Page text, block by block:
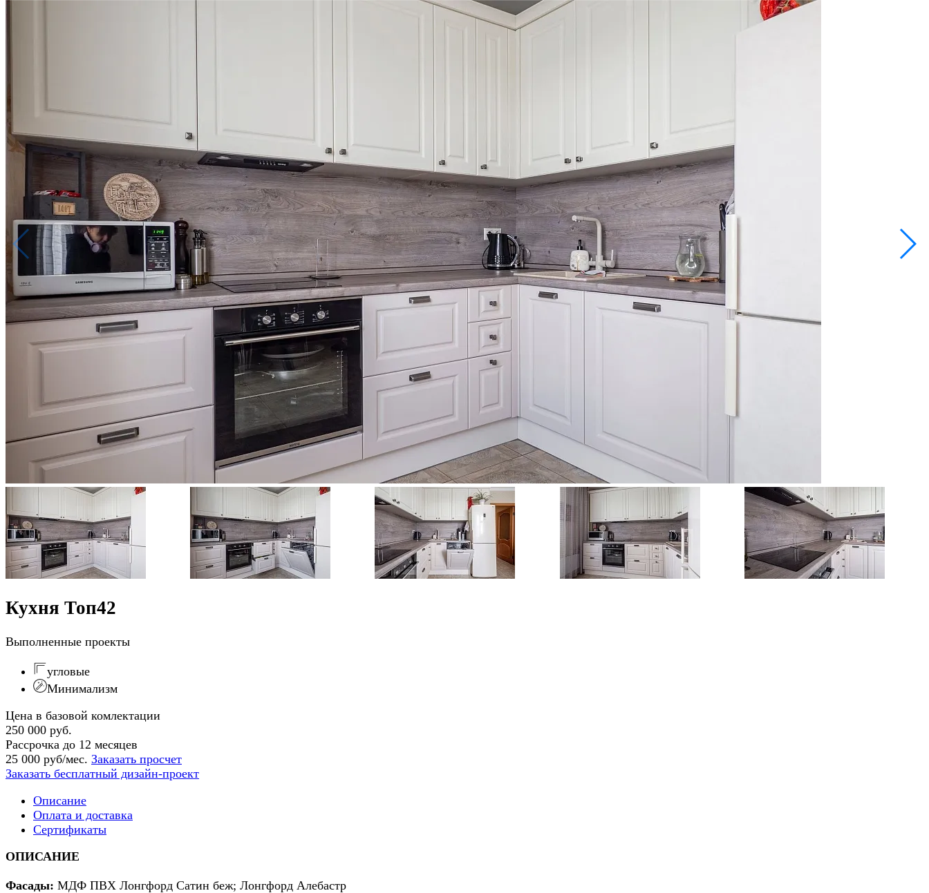
Кухня Топ42
Выполненные проекты
угловые
Минимализм
Цена в базовой комлектации
250 000 руб.
Рассрочка до 12 месяцев
25 000 руб/мес. Заказать просчет
Заказать бесплатный дизайн-проект
Описание
Оплата и доставка
Сертификаты
ОПИСАНИЕ
Фасады: МДФ ПВХ Лонгфорд Сатин беж; Лонгфорд Алебастр